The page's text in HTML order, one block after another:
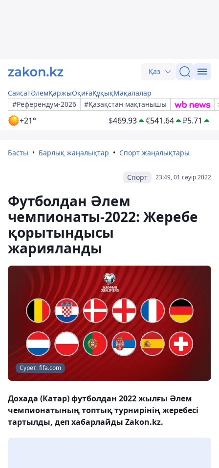
Қаз
СаясатӘлемҚаржыОқиғаҚұқықМақалалар
#Референдум-2026
#Қазақстан мақтанышы
+21° $469.93 €541.64 ₽5.71
Басты Барлық жаңалықтар Спорт жаңалықтары
23:49, 01 сәуір 2022
Спорт
Футболдан Әлем
чемпионаты-2022: Жеребе
қорытындысы
жарияланды
Сурет: fifa.com
Дохада (Катар) футболдан 2022 жылғы Әлем
чемпионатының топтық турнирінің жеребесі
тартылды, деп хабарлайды Zakon.kz.